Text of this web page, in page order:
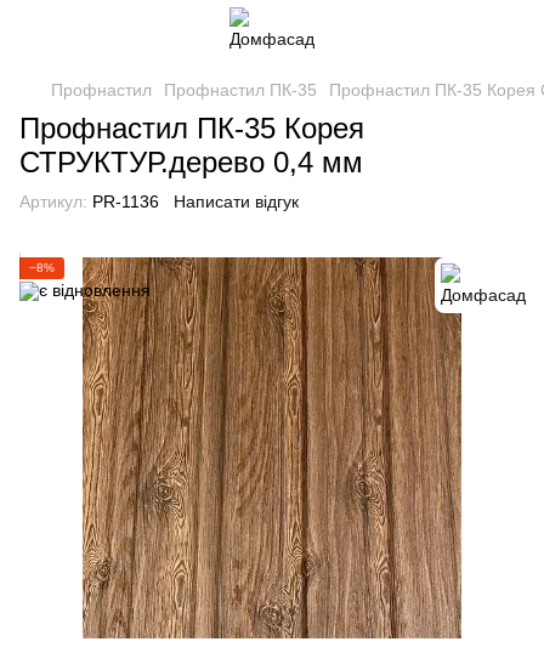
Профнастил Профнастил ПК-35 Профнастил ПК-35
Профнастил ПК-35 Корея
СТРУКТУР.дерево 0,4 мм
Артикул: PR-1136 Написати відгук
−8%